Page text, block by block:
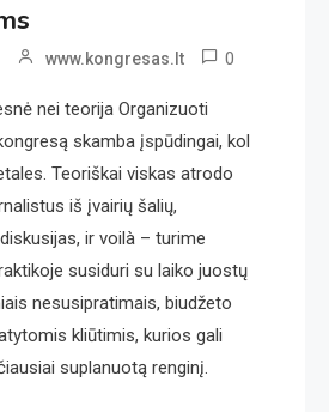
www.kongresas.lt 0
nei teorija Organizuoti
skamba įspūdingai, kol
Teoriškai viskas atrodo
iš įvairių šalių,
ir voilà – turime
susiduri su laiko juostų
nesusipratimais, biudžeto
kliūtimis, kurios gali
suplanuotą renginį.